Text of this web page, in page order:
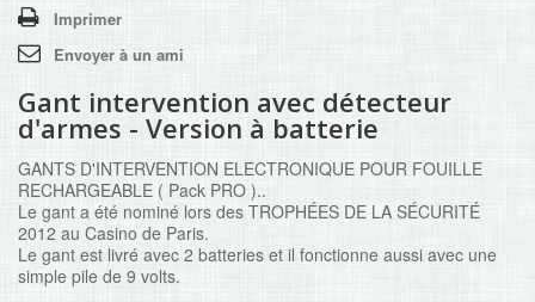
Imprimer
Envoyer à un ami
Gant intervention avec détecteur
d'armes - Version à batterie
GANTS D'INTERVENTION ELECTRONIQUE POUR FOUILLE
RECHARGEABLE ( Pack PRO )..
Le gant a été nominé lors des TROPHÉES DE LA SÉCURITÉ
2012 au Casino de Paris.
Le gant est livré avec 2 batteries et il fonctionne aussi avec une
simple pile de 9 volts.